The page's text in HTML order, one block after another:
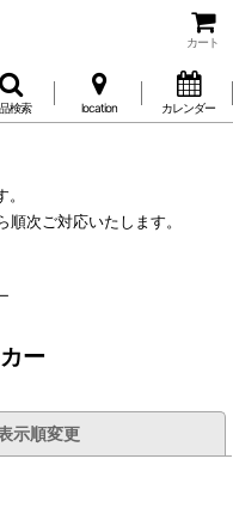
カート
検索 location カレンダー
次ご対応いたします。
ー
示順変更